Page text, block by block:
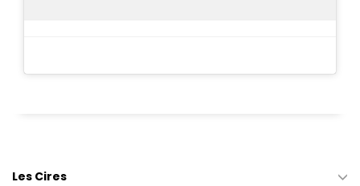
Les Cires